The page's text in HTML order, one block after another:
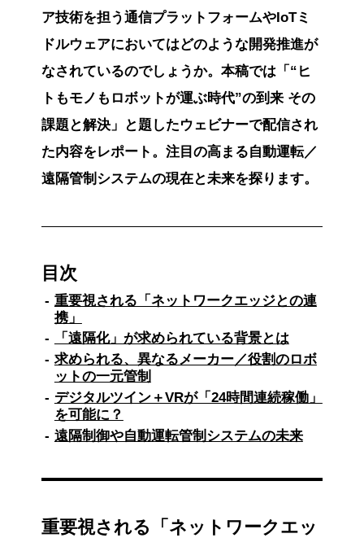
ア技術を担う通信プラットフォームやIoTミ
ドルウェアにおいてはどのような開発推進が
なされているのでしょうか。本稿では「“ヒ
トもモノもロボットが運ぶ時代”の到来 その
課題と解決」と題したウェビナーで配信され
た内容をレポート。注目の高まる自動運転／
遠隔管制システムの現在と未来を探ります。
目次
重要視される「ネットワークエッジとの連
携」
「遠隔化」が求められている背景とは
求められる、異なるメーカー／役割のロボ
ットの一元管制
デジタルツイン＋VRが「24時間連続稼働」
を可能に？
遠隔制御や自動運転管制システムの未来
重要視される「ネットワークエッ